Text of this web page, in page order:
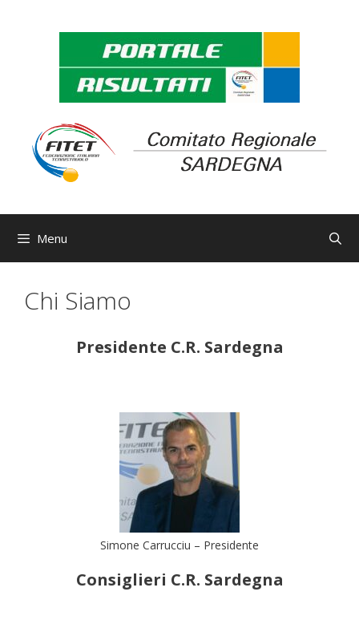
Menu
Chi Siamo
Presidente C.R. Sardegna
Simone Carrucciu – Presidente
Consiglieri C.R. Sardegna